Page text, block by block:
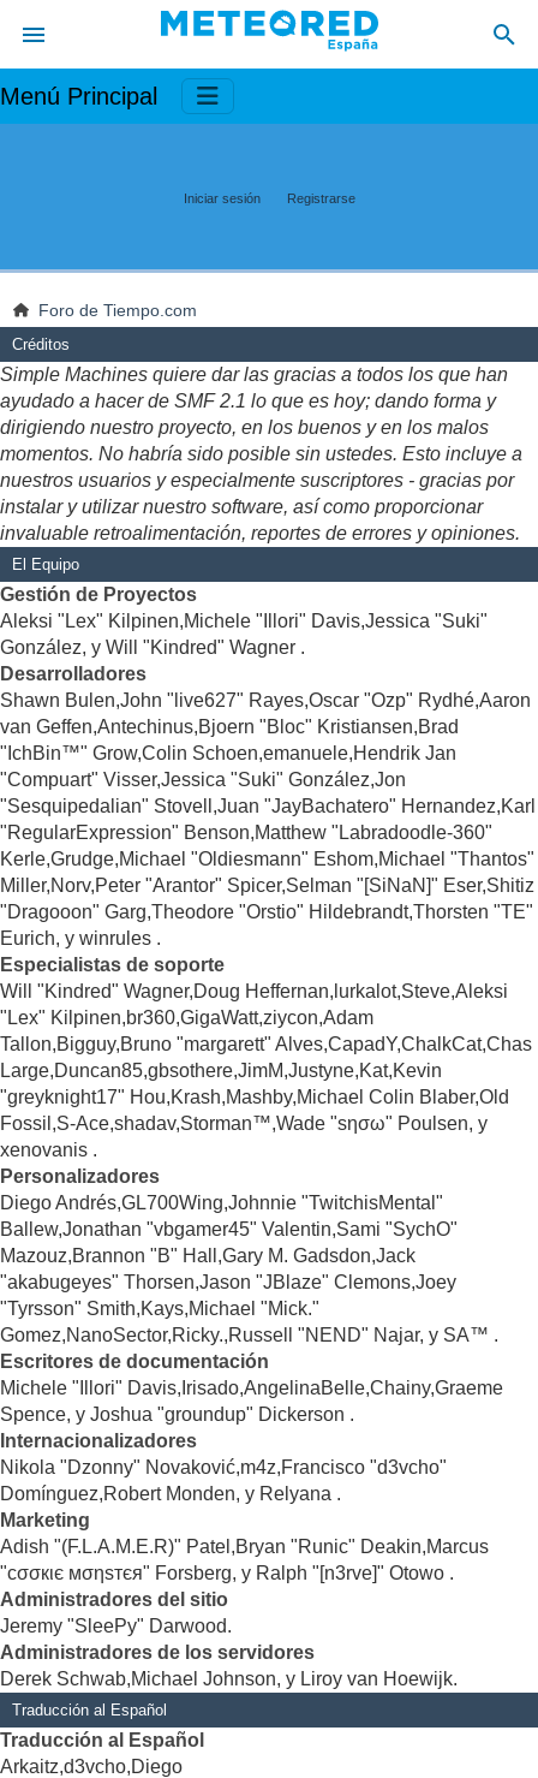
Menú Principal
Iniciar sesión Registrarse
Foro de Tiempo.com
Créditos
Simple Machines quiere dar las gracias a todos los que han
ayudado a hacer de SMF 2.1 lo que es hoy; dando forma y
dirigiendo nuestro proyecto, en los buenos y en los malos
momentos. No habría sido posible sin ustedes. Esto incluye a
nuestros usuarios y especialmente suscriptores - gracias por
instalar y utilizar nuestro software, así como proporcionar
invaluable retroalimentación, reportes de errores y opiniones.
El Equipo
Gestión de Proyectos
Aleksi "Lex" Kilpinen,Michele "Illori" Davis,Jessica "Suki"
González, y Will "Kindred" Wagner .
Desarrolladores
Shawn Bulen,John "live627" Rayes,Oscar "Ozp" Rydhé,Aaron
van Geffen,Antechinus,Bjoern "Bloc" Kristiansen,Brad
"IchBin™" Grow,Colin Schoen,emanuele,Hendrik Jan
"Compuart" Visser,Jessica "Suki" González,Jon
"Sesquipedalian" Stovell,Juan "JayBachatero" Hernandez,Karl
"RegularExpression" Benson,Matthew "Labradoodle-360"
Kerle,Grudge,Michael "Oldiesmann" Eshom,Michael "Thantos"
Miller,Norv,Peter "Arantor" Spicer,Selman "[SiNaN]" Eser,Shitiz
"Dragooon" Garg,Theodore "Orstio" Hildebrandt,Thorsten "TE"
Eurich, y winrules .
Especialistas de soporte
Will "Kindred" Wagner,Doug Heffernan,lurkalot,Steve,Aleksi
"Lex" Kilpinen,br360,GigaWatt,ziycon,Adam
Tallon,Bigguy,Bruno "margarett" Alves,CapadY,ChalkCat,Chas
Large,Duncan85,gbsothere,JimM,Justyne,Kat,Kevin
"greyknight17" Hou,Krash,Mashby,Michael Colin Blaber,Old
Fossil,S-Ace,shadav,Storman™,Wade "sησω" Poulsen, y
xenovanis .
Personalizadores
Diego Andrés,GL700Wing,Johnnie "TwitchisMental"
Ballew,Jonathan "vbgamer45" Valentin,Sami "SychO"
Mazouz,Brannon "B" Hall,Gary M. Gadsdon,Jack
"akabugeyes" Thorsen,Jason "JBlaze" Clemons,Joey
"Tyrsson" Smith,Kays,Michael "Mick."
Gomez,NanoSector,Ricky.,Russell "NEND" Najar, y SA™ .
Escritores de documentación
Michele "Illori" Davis,Irisado,AngelinaBelle,Chainy,Graeme
Spence, y Joshua "groundup" Dickerson .
Internacionalizadores
Nikola "Dzonny" Novaković,m4z,Francisco "d3vcho"
Domínguez,Robert Monden, y Relyana .
Marketing
Adish "(F.L.A.M.E.R)" Patel,Bryan "Runic" Deakin,Marcus
"cσσкιє мσηѕтєя" Forsberg, y Ralph "[n3rve]" Otowo .
Administradores del sitio
Jeremy "SleePy" Darwood.
Administradores de los servidores
Derek Schwab,Michael Johnson, y Liroy van Hoewijk.
Traducción al Español
Traducción al Español
Arkaitz,d3vcho,Diego